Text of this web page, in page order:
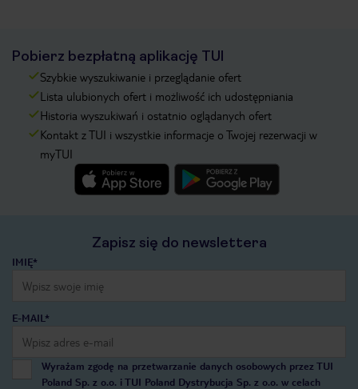
Pobierz bezpłatną aplikację TUI
Szybkie wyszukiwanie i przeglądanie ofert
Lista ulubionych ofert i możliwość ich udostępniania
Historia wyszukiwań i ostatnio oglądanych ofert
Kontakt z TUI i wszystkie informacje o Twojej rezerwacji w
myTUI
Zapisz się do newslettera
IMIĘ*
E-MAIL*
Wyrażam zgodę na przetwarzanie danych osobowych przez TUI
Poland Sp. z o.o. i TUI Poland Dystrybucja Sp. z o.o. w celach